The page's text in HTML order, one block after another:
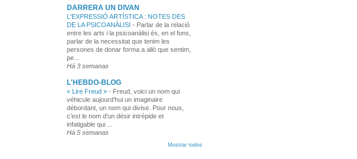
DARRERA UN DIVAN
L'EXPRESSIÓ ARTÍSTICA : NOTES DES
DE LA PSICOANÀLISI - Parlar de la relació
entre les arts i la psicoanàlisi és, en el fons,
parlar de la necessitat que tenim les
persones de donar forma a allò que sentim,
pe...
Há 3 semanas
L'HEBDO-BLOG
« Lire Freud » - Freud, voici un nom qui
véhicule aujourd’hui un imaginaire
débordant, un nom qui divise. Pour nous,
c’est le nom d’un désir intrépide et
infatigable qui ...
Há 5 semanas
Mostrar todos